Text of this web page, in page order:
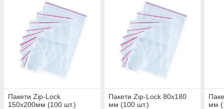
Пакети Zip-Lock
150x200мм (100 шт.)
Пакети Zip-Lock 80x180
мм (100 шт.)
мм